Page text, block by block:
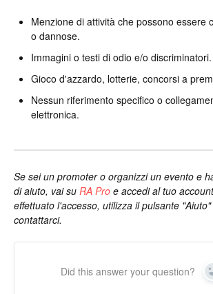
Menzione di attività che possono essere
o dannose.
Immagini o testi di odio e/o discriminatori.
Gioco d'azzardo, lotterie, concorsi a
Nessun riferimento specifico o
elettronica.
Se sei un promoter o organizzi un evento e
di aiuto, vai su RA Pro e accedi al tuo
effettuato l'accesso, utilizza il pulsante
contattarci.
Did this answer your question?